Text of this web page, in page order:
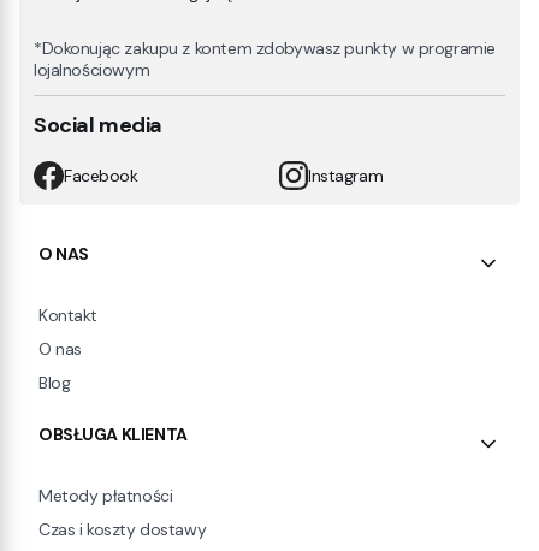
*Dokonując zakupu z kontem zdobywasz punkty w programie
lojalnościowym
Social media
Facebook Instagram
Linki w stopce
O NAS
Kontakt
O nas
Blog
OBSŁUGA KLIENTA
Metody płatności
Czas i koszty dostawy